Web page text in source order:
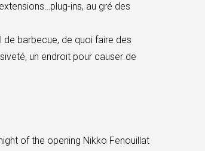
ins, au gré des
barbecue, de quoi faire des
un endroit pour causer de
of the opening Nikko Fenouillat